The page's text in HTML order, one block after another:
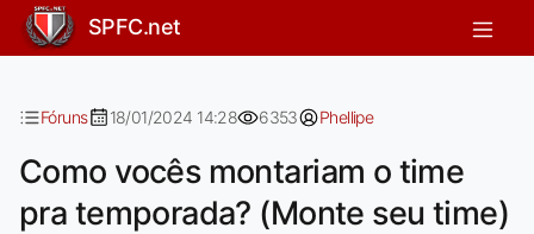
Como vocês montariam o time pra
SPFC.net
Fóruns 18/01/2024 14:28 6353 Phellipe
Como vocês montariam o time
pra temporada? (Monte seu time)